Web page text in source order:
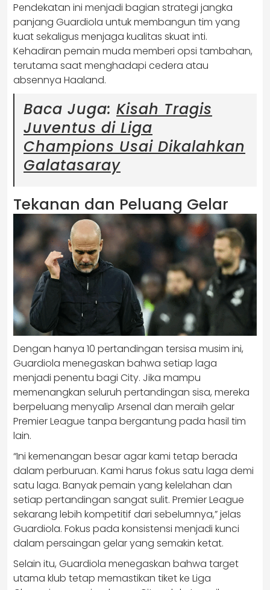
Pendekatan ini menjadi bagian strategi jangka
panjang Guardiola untuk membangun tim yang
kuat sekaligus menjaga kualitas skuat inti.
Kehadiran pemain muda memberi opsi tambahan,
terutama saat menghadapi cedera atau
absennya Haaland.
Baca Juga: Kisah Tragis
Juventus di Liga
Champions Usai Dikalahkan
Galatasaray
Tekanan dan Peluang Gelar
Dengan hanya 10 pertandingan tersisa musim ini,
Guardiola menegaskan bahwa setiap laga
menjadi penentu bagi City. Jika mampu
memenangkan seluruh pertandingan sisa, mereka
berpeluang menyalip Arsenal dan meraih gelar
Premier League tanpa bergantung pada hasil tim
lain.
“Ini kemenangan besar agar kami tetap berada
dalam perburuan. Kami harus fokus satu laga demi
satu laga. Banyak pemain yang kelelahan dan
setiap pertandingan sangat sulit. Premier League
sekarang lebih kompetitif dari sebelumnya,” jelas
Guardiola. Fokus pada konsistensi menjadi kunci
dalam persaingan gelar yang semakin ketat.
Selain itu, Guardiola menegaskan bahwa target
utama klub tetap memastikan tiket ke Liga